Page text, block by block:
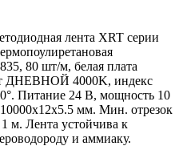
лента XRT серии
80 шт/м, белая плата
ДНЕВНОЙ 4000K, индекс
Питание 24 В, мощность 10
мм. Мин. отрезок
м. Лента устойчива к
и аммиаку.